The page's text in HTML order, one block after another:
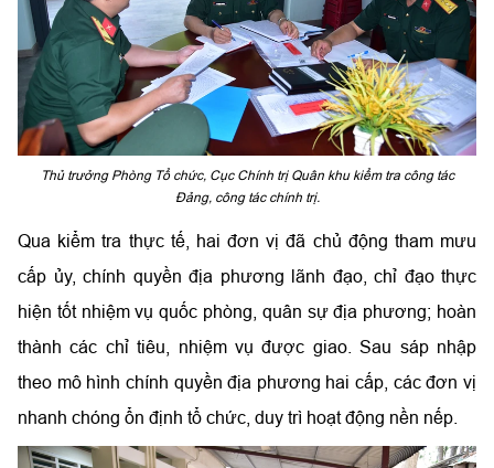
Thủ trưởng Phòng Tổ chức, Cục Chính trị Quân khu kiểm tra công tác
Đảng, công tác chính trị.
Qua kiểm tra thực tế, hai đơn vị đã chủ động tham mưu
cấp ủy, chính quyền địa phương lãnh đạo, chỉ đạo thực
hiện tốt nhiệm vụ quốc phòng, quân sự địa phương; hoàn
thành các chỉ tiêu, nhiệm vụ được giao. Sau sáp nhập
theo mô hình chính quyền địa phương hai cấp, các đơn vị
nhanh chóng ổn định tổ chức, duy trì hoạt động nền nếp.